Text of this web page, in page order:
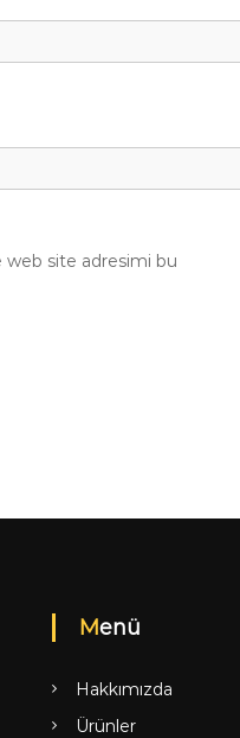
web site adresimi bu
Menü
Hakkımızda
Ürünler